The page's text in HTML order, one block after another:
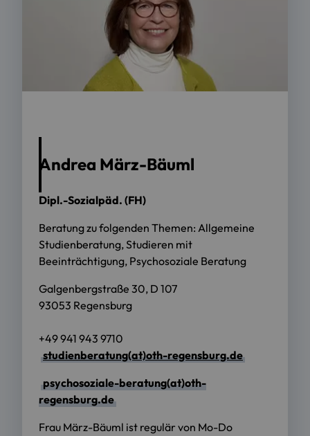
Andrea März-Bäuml
Dipl.-Sozialpäd. (FH)
Beratung zu folgenden Themen: Allgemeine
Studienberatung, Studieren mit
Beeinträchtigung, Psychosoziale Beratung
Galgenbergstraße 30, D 107
93053 Regensburg
+49 941 943 9710
studienberatung(at)oth-regensburg.de
psychosoziale-beratung(at)oth-
regensburg.de
Frau März-Bäuml ist regulär von Mo-Do